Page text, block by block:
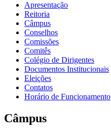
Apresentação
Reitoria
Câmpus
Conselhos
Comissões
Comitês
Colégio de Dirigentes
Documentos Institucionais
Eleições
Contatos
Horário de Funcionamento
Câmpus